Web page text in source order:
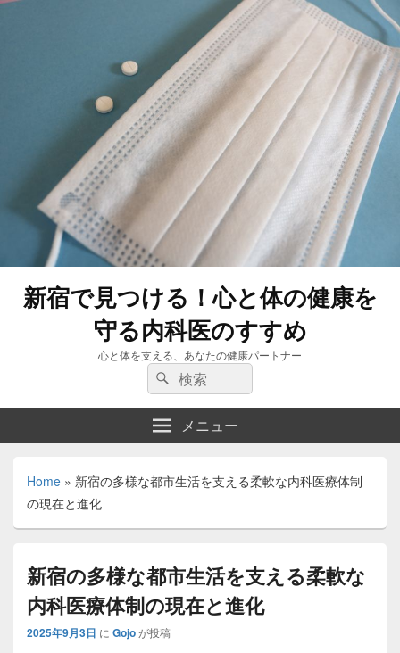
新宿で見つける！心と体の健康を
守る内科医のすすめ
心と体を支える、あなたの健康パートナー
検
索:
検
索
メニュー
Home » 新宿の多様な都市生活を支える柔軟な内科医療体制
の現在と進化
新宿の多様な都市生活を支える柔軟な
内科医療体制の現在と進化
2025年9月3日 に Gojoが投稿